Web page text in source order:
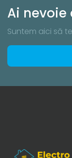
Ai nevoie
Suntem aici să